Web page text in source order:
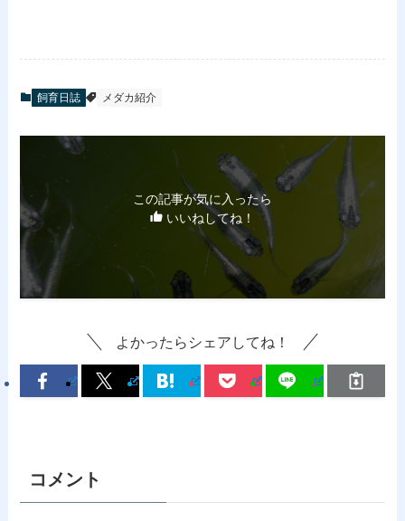
飼育日誌 メダカ紹介
この記事が気に入ったら
いいねしてね！
よかったらシェアしてね！
コメント